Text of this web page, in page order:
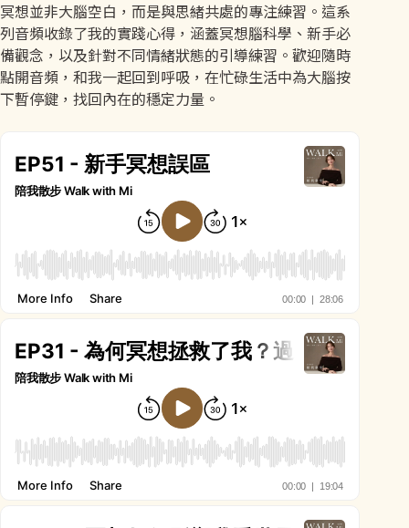
冥想並非大腦空白，而是與思緒共處的專注練習。這系
列音頻收錄了我的實踐心得，涵蓋冥想腦科學、新手必
備觀念，以及針對不同情緒狀態的引導練習。歡迎隨時
點開音頻，和我一起回到呼吸，在忙碌生活中為大腦按
下暫停鍵，找回內在的穩定力量。